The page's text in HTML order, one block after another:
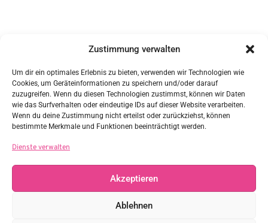
Zustimmung verwalten
Um dir ein optimales Erlebnis zu bieten, verwenden wir Technologien wie
Cookies, um Geräteinformationen zu speichern und/oder darauf
zuzugreifen. Wenn du diesen Technologien zustimmst, können wir Daten
wie das Surfverhalten oder eindeutige IDs auf dieser Website verarbeiten.
Wenn du deine Zustimmung nicht erteilst oder zurückziehst, können
bestimmte Merkmale und Funktionen beeinträchtigt werden.
Dienste verwalten
Akzeptieren
Ablehnen
Nr. 1 1/5
85617 Steinkirchen
Vertreten durch:
Sabine Ziegler
sabine.ziegler@daggws.de
Steuernummer: 114/107/60098
Links